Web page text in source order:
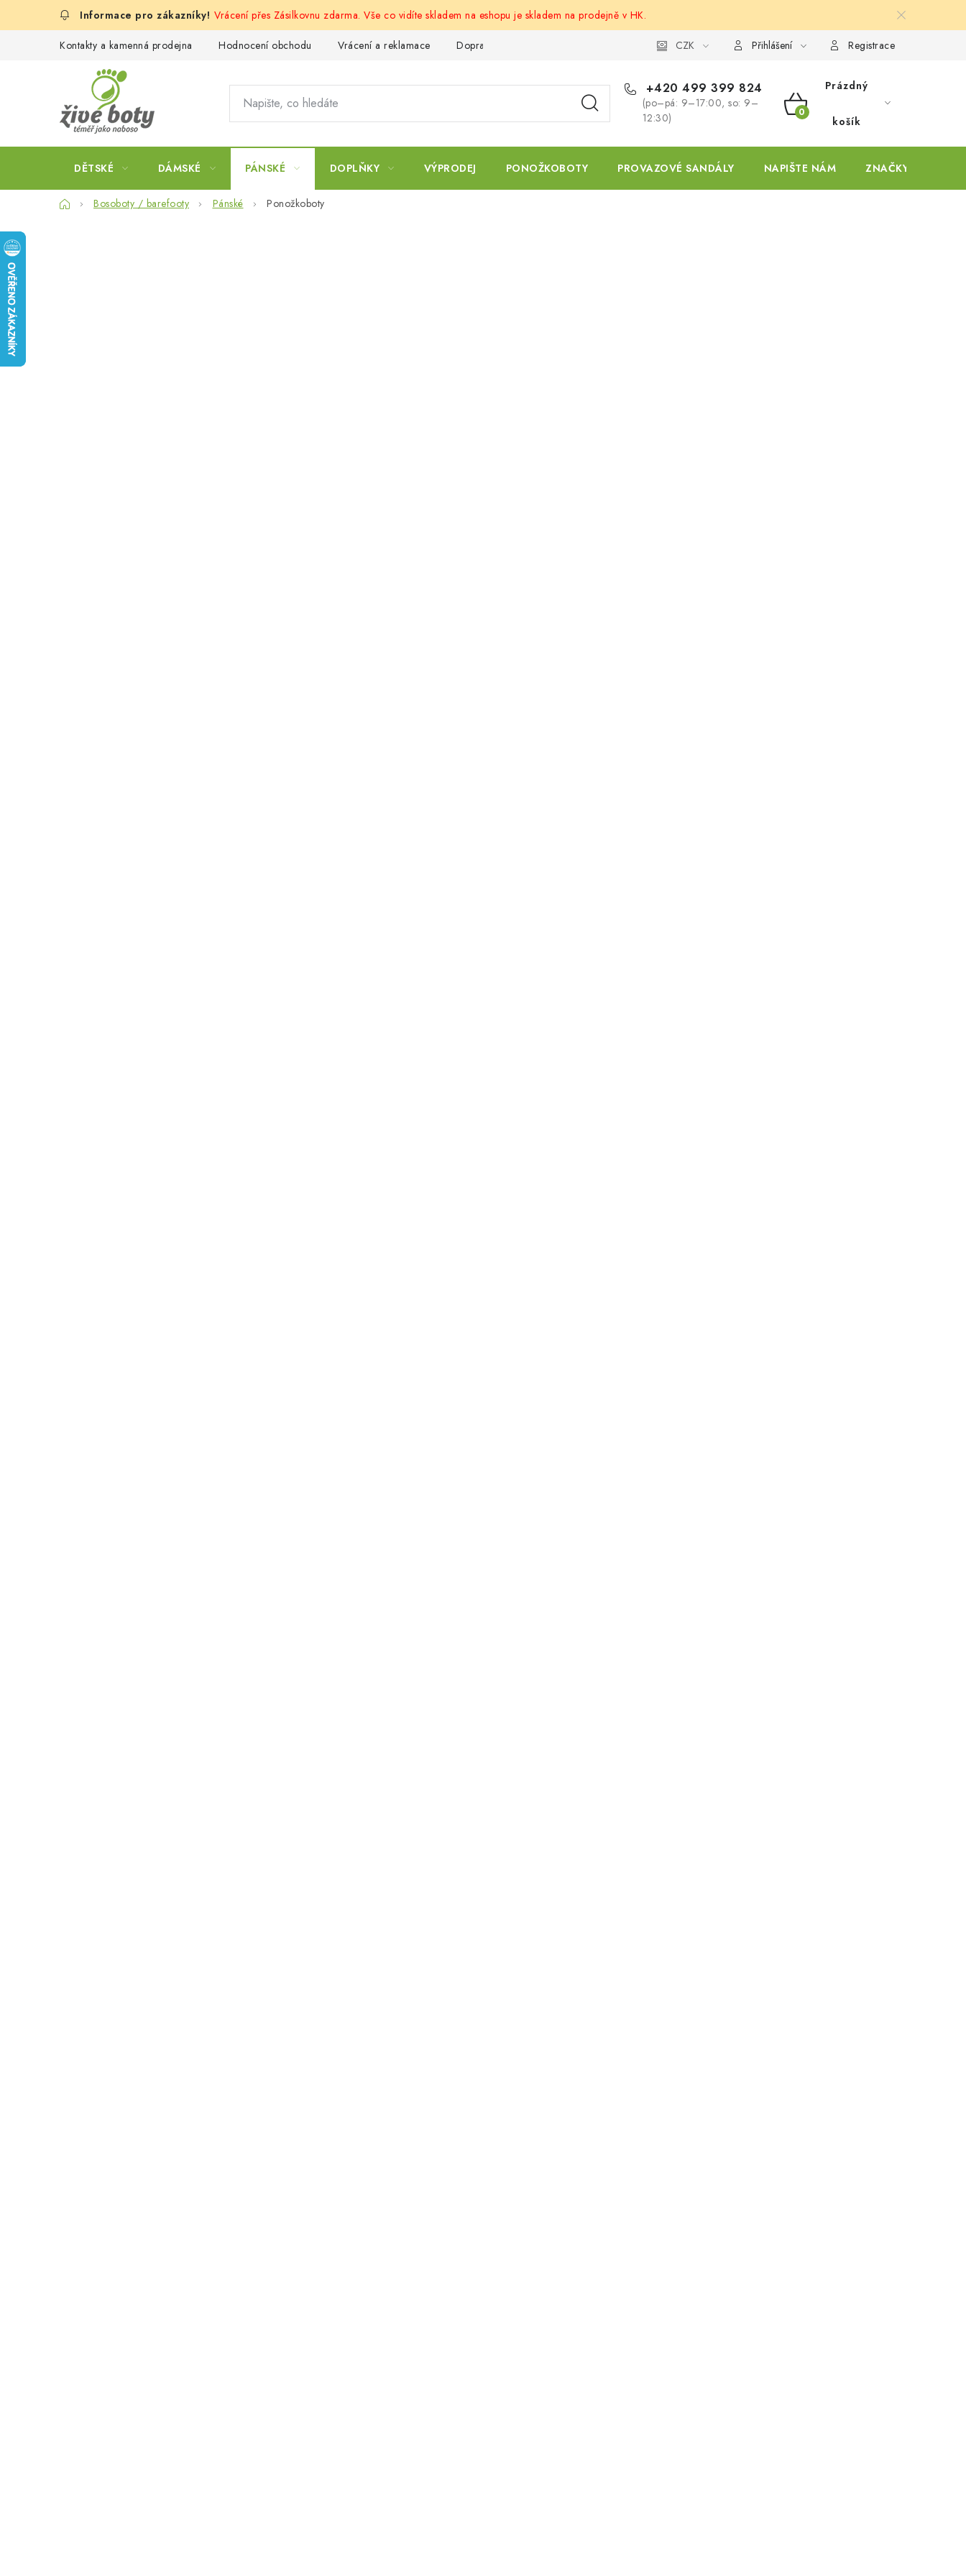
Vrácení přes Zásilkovnu zdarma. Vše co vidíte skladem na eshopu je skladem na prodejně v HK.
Kontakty a kamenná prodejna Hodnocení obchodu Vrácení a reklamace Doprava a platba CZK Přihlášení Registrace
+420 499 399 824
(po–pá: 9–17:00, so: 9–
12:30)
NÁKUPNÍ
KOŠÍK
Prázdný
košík
DĚTSKÉ DÁMSKÉ PÁNSKÉ DOPLŇKY VÝPRODEJ PONOŽKOBOTY PROVAZOVÉ SANDÁLY NAPIŠTE NÁM ZNAČKY
DomůBosoboty / barefooty Pánské Ponožkoboty